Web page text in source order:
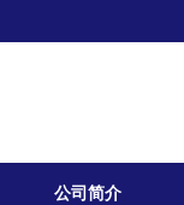
公司简介